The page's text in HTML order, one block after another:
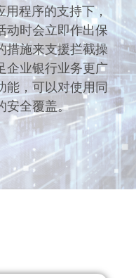
用程序的支持下，
动时会立即作出保
措施来支援拦截操
企业银行业务更广
能，可以对使用同
安全覆盖。